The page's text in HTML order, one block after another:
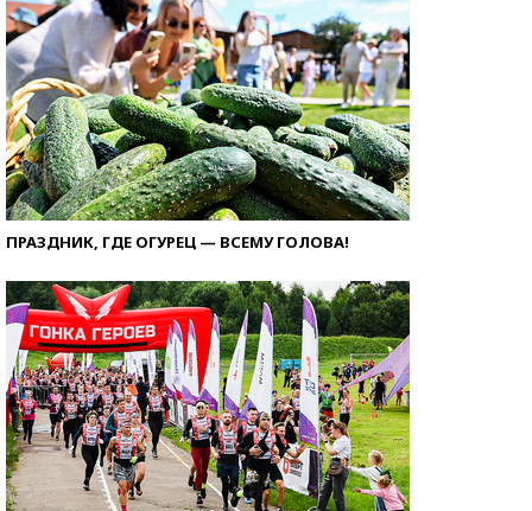
ПРАЗДНИК, ГДЕ ОГУРЕЦ — ВСЕМУ ГОЛОВА!